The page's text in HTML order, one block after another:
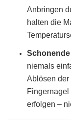
Anbringen
halten die
niemals
Ablösen der
erfolgen –